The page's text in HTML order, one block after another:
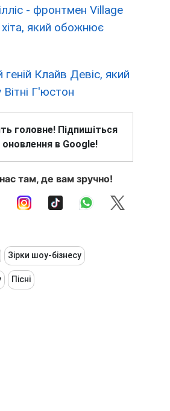
- фронтмен Village
який обожнює
Клайв Девіс, який
Г'юстон
головне! Підпишіться
оновлення в Google!
там, де вам зручно!
Зірки шоу-бізнесу
Пісні